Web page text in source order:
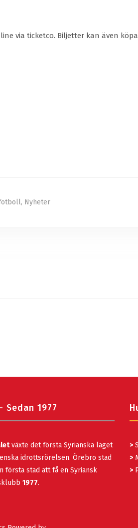
via ticketco. Biljetter kan även
, Nyheter
Sedan 1977
växte det första Syrianska laget
idrottsrörelsen. Örebro stad
första stad att få en Syriansk
1977.
>
>
>